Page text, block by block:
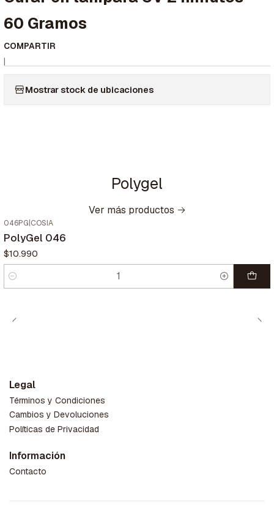
60 Gramos
COMPARTIR
|
Mostrar stock de ubicaciones
Polygel
Ver más productos
046PG COSIA
PolyGel 046
$10.990
Cantidad
Legal
Términos y Condiciones
Cambios y Devoluciones
Políticas de Privacidad
Información
Contacto